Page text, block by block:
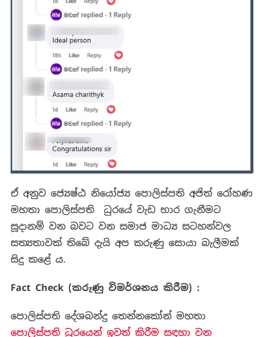
ඒ අනුව ජ්‍යෙෂ්ඨ නියෝජ්‍ය පොලිස්පති අජිත් රෝහණ
මහතා පොලිස්පති ධුරයේ වැඩ භාර ගැනීමට
සූදානම් වන බවට වන සමාජ මාධ්‍ය සටහන්වල
සත්‍යතාවක් තිබේ දැයි අප කරුණු සොයා බැලීමක්
සිදු කළේ ය.
Fact Check (කරුණු විමර්ශනය කිරීම) :
පොලිස්පති දේශබන්දු තෙන්නකෝන් මහතා
පොලිස්පති ධුරයෙන් ඉවත් කිරීම සඳහා වන